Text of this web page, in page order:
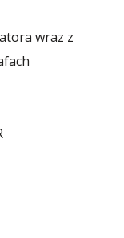
wraz z
komorze szafy